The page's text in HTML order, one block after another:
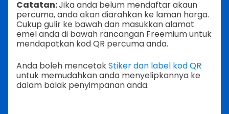
Catatan:Jika anda belum mendaftar akaun
percuma, anda akan diarahkan ke laman harga.
Cukup gulir ke bawah dan masukkan alamat
emel anda di bawah rancangan Freemium untuk
mendapatkan kod QR percuma anda.
Anda boleh mencetakStiker dan label kod QR
untuk memudahkan anda menyelipkannya ke
dalam balak penyimpanan anda.